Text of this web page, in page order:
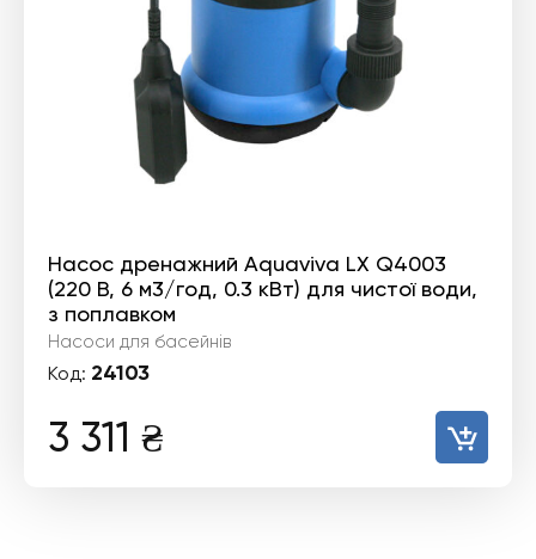
Насос дренажний Aquaviva LX Q4003
(220 В, 6 м3/год, 0.3 кВт) для чистої води,
з поплавком
Насоси для басейнів
Код: 24103
3 311 ₴